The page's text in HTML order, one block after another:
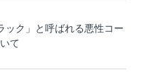
ック」と呼ばれる悪性コー
て